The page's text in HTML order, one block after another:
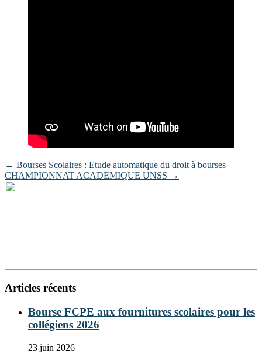
Post
navigation
← Bourses Scolaires : Etude automatique du droit à bourses
CHAMPIONNAT ACADEMIQUE UNSS →
Articles récents
Bourse FCPE aux fournitures scolaires pour les
collégiens 2026
23 juin 2026